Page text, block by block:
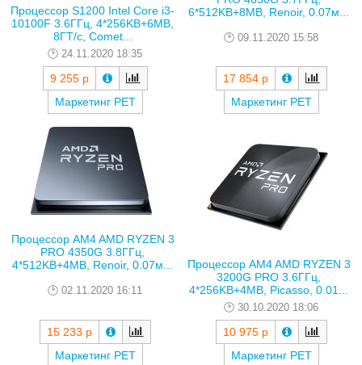
Процессор S1200 Intel Core i3-
10100F 3.6ГГц, 4*256KB+6MB,
8ГТ/с, Comet...
24.11.2020 18:35
9 255 р
Маркетинг РЕТ
6*512KB+8MB, Renoir, 0.07м...
09.11.2020 15:58
17 854 р
Маркетинг РЕТ
Процессор AM4 AMD RYZEN 3
PRO 4350G 3.8ГГц,
4*512KB+4MB, Renoir, 0.07м...
02.11.2020 16:11
15 233 р
Маркетинг РЕТ
Процессор AM4 AMD RYZEN 3
3200G PRO 3.6ГГц,
4*256KB+4MB, Picasso, 0.01...
30.10.2020 18:06
10 975 р
Маркетинг РЕТ